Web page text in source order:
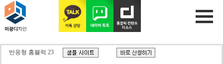
반응형 홈블럭 23